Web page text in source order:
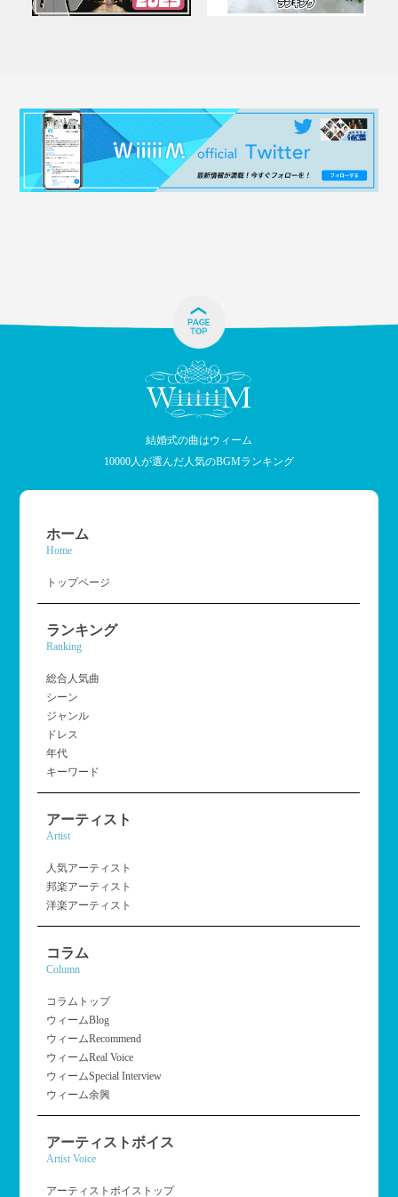
結婚式の曲はウィーム
10000人が選んだ人気のBGMランキング
ホーム
Home
トップページ
ランキング
Ranking
総合人気曲
シーン
ジャンル
ドレス
年代
キーワード
アーティスト
Artist
人気アーティスト
邦楽アーティスト
洋楽アーティスト
コラム
Column
コラムトップ
ウィームBlog
ウィームRecommend
ウィームReal Voice
ウィームSpecial Interview
ウィーム余興
アーティストボイス
Artist Voice
アーティストボイストップ